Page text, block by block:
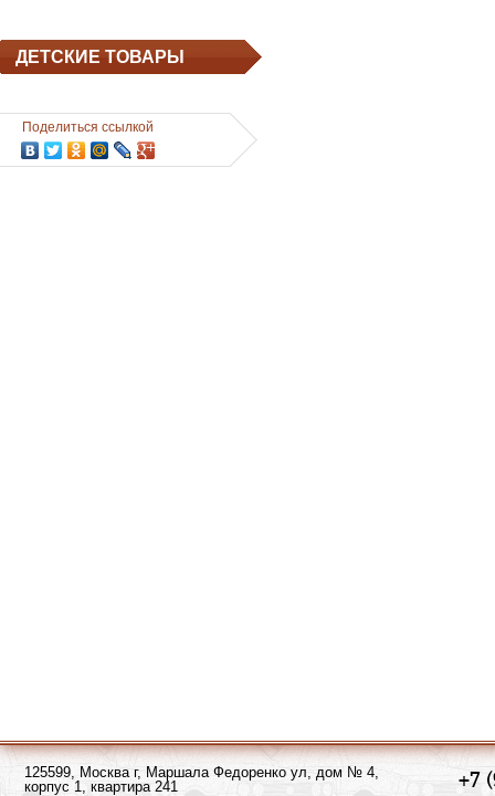
ДЕТСКИЕ ТОВАРЫ
Поделиться ссылкой
125599, Москва г, Маршала Федоренко ул, дом № 4,
корпус 1, квартира 241
+7